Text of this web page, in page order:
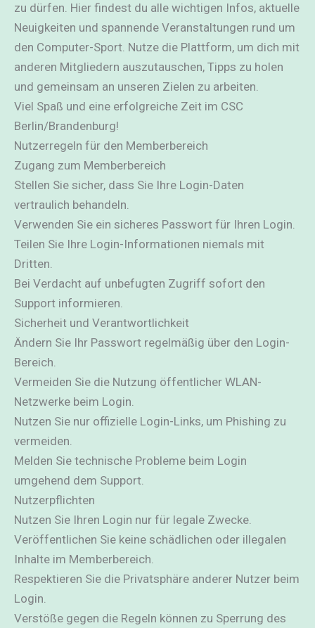
zu dürfen. Hier findest du alle wichtigen Infos, aktuelle
Neuigkeiten und spannende Veranstaltungen rund um
den Computer-Sport. Nutze die Plattform, um dich mit
anderen Mitgliedern auszutauschen, Tipps zu holen
und gemeinsam an unseren Zielen zu arbeiten.
Viel Spaß und eine erfolgreiche Zeit im CSC
Berlin/Brandenburg!
Nutzerregeln für den Memberbereich
Zugang zum Memberbereich
Stellen Sie sicher, dass Sie Ihre Login-Daten
vertraulich behandeln.
Verwenden Sie ein sicheres Passwort für Ihren Login.
Teilen Sie Ihre Login-Informationen niemals mit
Dritten.
Bei Verdacht auf unbefugten Zugriff sofort den
Support informieren.
Sicherheit und Verantwortlichkeit
Ändern Sie Ihr Passwort regelmäßig über den Login-
Bereich.
Vermeiden Sie die Nutzung öffentlicher WLAN-
Netzwerke beim Login.
Nutzen Sie nur offizielle Login-Links, um Phishing zu
vermeiden.
Melden Sie technische Probleme beim Login
umgehend dem Support.
Nutzerpflichten
Nutzen Sie Ihren Login nur für legale Zwecke.
Veröffentlichen Sie keine schädlichen oder illegalen
Inhalte im Memberbereich.
Respektieren Sie die Privatsphäre anderer Nutzer beim
Login.
Verstöße gegen die Regeln können zu Sperrung des